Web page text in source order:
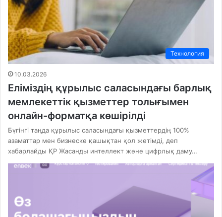
Технология
10.03.2026
Еліміздің құрылыс саласындағы барлық
мемлекеттік қызметтер толығымен
онлайн-форматқа көшірілді
Бүгінгі таңда құрылыс саласындағы қызметтердің 100%
азаматтар мен бизнеске қашықтан қол жетімді, деп
хабарлайды ҚР Жасанды интеллект және цифрлық даму…